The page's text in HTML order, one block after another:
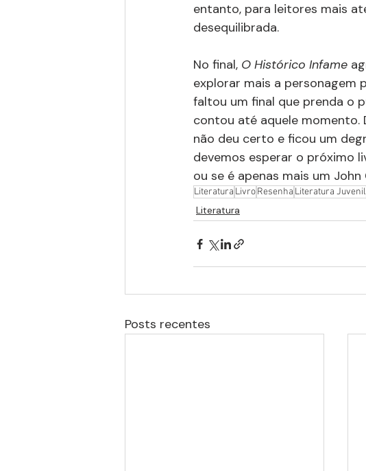
entanto, para leitores mais
desequilibrada.
No final, O Histórico Infame
explorar mais a personagem
faltou um final que prenda o
contou até aquele
não deu certo e ficou um
devemos esperar o próximo
ou se é apenas mais um John
Literatura LivroResenha Literatura Juvenil
Literatura
Posts recentes